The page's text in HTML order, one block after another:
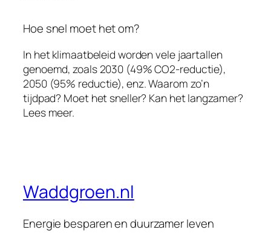
Hoe snel moet het om?
In het klimaatbeleid worden vele jaartallen
genoemd, zoals 2030 (49% CO2-reductie),
2050 (95% reductie), enz. Waarom zo’n
tijdpad? Moet het sneller? Kan het langzamer?
Lees meer.
Waddgroen.nl
Energie besparen en duurzamer leven